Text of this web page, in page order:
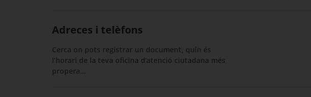
Adreces i telèfons
Cerca on pots registrar un document, quin és
l’horari de la teva oficina d’atenció ciutadana més
propera…